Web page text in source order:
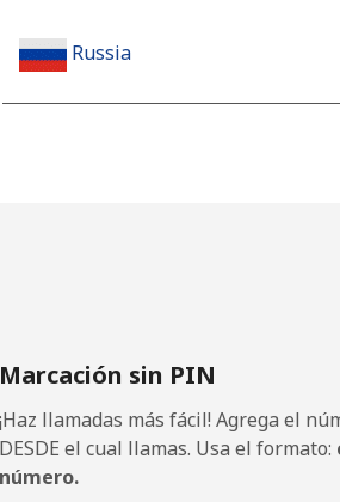
Russia
Celular
Marcación sin PIN
¡Haz llamadas más fácil! Agrega el
DESDE el cual llamas. Usa el formato:
número.